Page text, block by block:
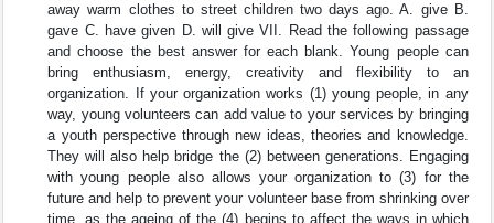
away warm clothes to street children two days ago. A. give B.
gave C. have given D. will give VII. Read the following passage
and choose the best answer for each blank. Young people can
bring enthusiasm, energy, creativity and flexibility to an
organization. If your organization works (1) young people, in any
way, young volunteers can add value to your services by bringing
a youth perspective through new ideas, theories and knowledge.
They will also help bridge the (2) between generations. Engaging
with young people also allows your organization to (3) for the
future and help to prevent your volunteer base from shrinking over
time, as the ageing of the (4) begins to affect the ways in which